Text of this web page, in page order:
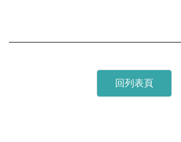
產業脈動｜PCB產業智能化之應用
回列表頁